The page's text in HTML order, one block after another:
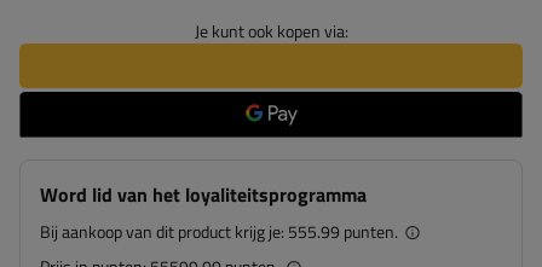
Je kunt ook kopen via:
Word lid van het loyaliteitsprogramma
Bij aankoop van dit product krijg je: 555.99 punten.